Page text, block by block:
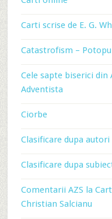
Carti scrise de E. G.
Catastrofism –
Cele sapte biserici din
Adventista
Ciorbe
Clasificare dupa autori
Clasificare dupa
Comentarii AZS la
Christian Salcianu